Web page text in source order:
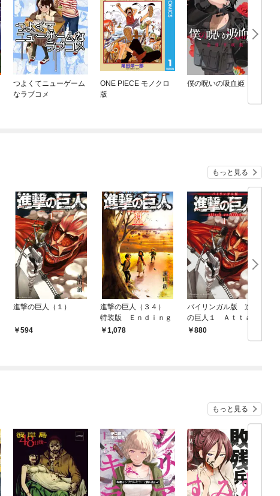
つよくてニューゲーム
なラブコメ
ONE PIECE モノクロ
版
僕の呪いの吸血姫
もっと見る
進撃の巨人（１）
594
進撃の巨人（３４）
特装版 Ｅｎｄｉｎｇ
1,078
バイリンガル版 進撃
の巨人１ Ａｔｔａｃ
ｋ ｏｎ Ｔｉｔａ
880
もっと見る